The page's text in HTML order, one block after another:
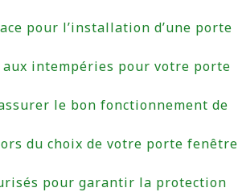
pour l’installation d’une porte
intempéries pour votre porte
le bon fonctionnement de
du choix de votre porte fenêtre
pour garantir la protection